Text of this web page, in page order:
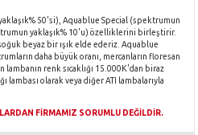
50'si), Aquablue Special (spektrumun
yaklaşık% 10'u) özelliklerini birleştirir.
beyaz bir ışık elde ederiz. Aquablue
daha büyük oranı, mercanların floresan
lambanın renk sıcaklığı 15.000K'dan biraz
lambası olarak veya diğer ATI lambalarıyla
FİRMAMIZ SORUMLU DEĞİLDİR.